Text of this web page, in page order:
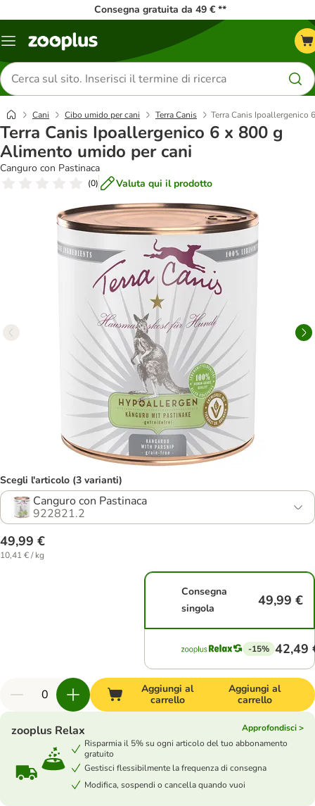
Consegna gratuita da 49 € **
Overview
Cerca
prodotti
Cani Cibo umido per cani Terra Canis Terra Canis Ipoallergenico
Terra Canis Ipoallergenico 6 x 800 g
Alimento umido per cani
Canguro con Pastinaca
(0) Valuta qui il prodotto
Scegli l'articolo (3 varianti)
Canguro con Pastinaca
922821.2
49,99 €
10,41 € / kg
Consegna
singola
49,99 €
-15% 42,49
Aggiungi al
carrello
Aggiungi al
carrello
zooplus Relax
Approfondisci >
Risparmia il 5% su ogni articolo del tuo abbonamento
gratuito
Gestisci flessibilmente la frequenza di consegna
Modifica, sospendi o cancella quando vuoi